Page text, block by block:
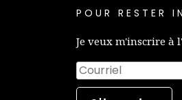
POUR RESTER
Je veux m'inscrire à